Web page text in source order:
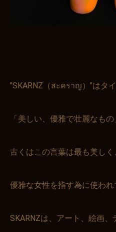
"SKARNZ（สะคราญ）"はタ
「美しい、優雅で壮麗なもの
古くはこの言葉は最も美しく
優雅な女性を指す為に使われ
SKARNZは、アート、絵画、